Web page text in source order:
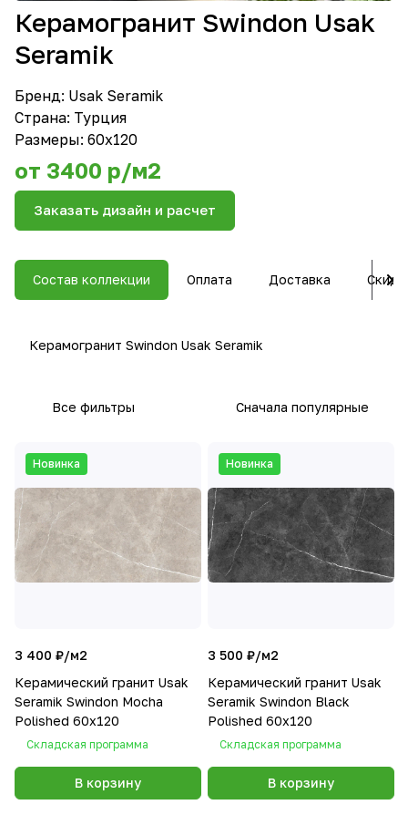
Керамогранит Swindon Usak
Seramik
Бренд: Usak Seramik
Страна: Турция
Размеры: 60х120
от 3400 р/м2
Заказать дизайн и расчет
Состав коллекции Оплата Доставка
Керамогранит Swindon Usak Seramik
Все фильтры Сначала популярные
Новинка
3 400 ₽/м2
Керамический гранит Usak
Seramik Swindon Mocha
Polished 60x120
Складская программа
В корзину
Новинка
3 500 ₽/м2
Керамический гранит Usak
Seramik Swindon Black
Polished 60x120
Складская программа
В корзину